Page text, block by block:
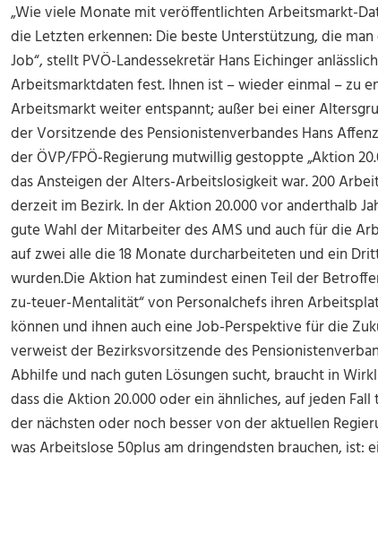
„Wie viele Monate mit veröffentlichten Arbeitsmarkt-
die Letzten erkennen: Die beste Unterstützung, die
Job“, stellt PVÖ-Landessekretär Hans Eichinger
Arbeitsmarktdaten fest. Ihnen ist – wieder einmal – zu
Arbeitsmarkt weiter entspannt; außer bei einer
der Vorsitzende des Pensionistenverbandes Hans
der ÖVP/FPÖ-Regierung mutwillig gestoppte „Aktion
das Ansteigen der Alters-Arbeitslosigkeit war. 200
derzeit im Bezirk. In der Aktion 20.000 vor anderthalb
gute Wahl der Mitarbeiter des AMS und auch für die
auf zwei alle die 18 Monate durcharbeiteten und ein
wurden.Die Aktion hat zumindest einen Teil der
zu-teuer-Mentalität“ von Personalchefs ihren
können und ihnen auch eine Job-Perspektive für die
verweist der Bezirksvorsitzende des
Abhilfe und nach guten Lösungen sucht, braucht in
dass die Aktion 20.000 oder ein ähnliches, auf jeden
der nächsten oder noch besser von der aktuellen
was Arbeitslose 50plus am dringendsten brauchen, ist: